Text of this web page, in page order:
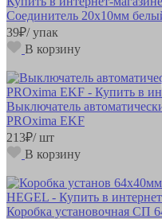
Соединитель 20х10мм
39₽/ упак
В корзину
Выключатель
PROxima EKF
213₽/ шт
В корзину
Коробка установочная СП